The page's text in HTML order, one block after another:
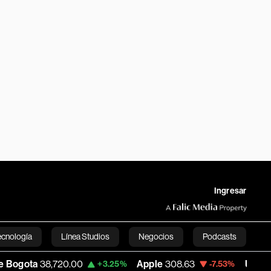
Ingresar
Línea Studios Negocios Podcasts
English+3.25% Apple 308.63 -7.53% USD COP